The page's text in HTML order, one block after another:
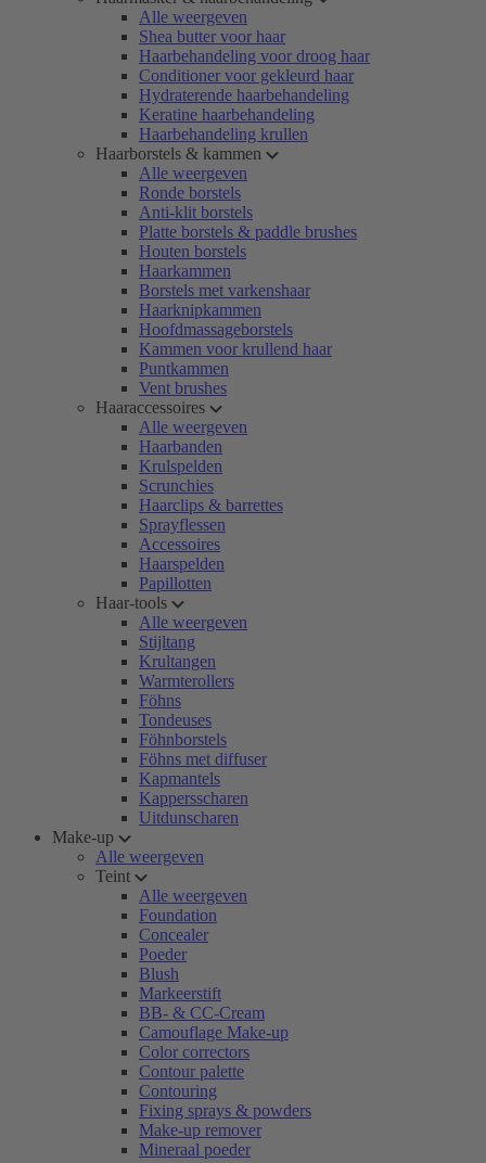
Alle weergeven
Shea butter voor haar
Haarbehandeling voor droog haar
Conditioner voor gekleurd haar
Hydraterende haarbehandeling
Keratine haarbehandeling
Haarbehandeling krullen
Haarborstels & kammen
Alle weergeven
Ronde borstels
Anti-klit borstels
Platte borstels & paddle brushes
Houten borstels
Haarkammen
Borstels met varkenshaar
Haarknipkammen
Hoofdmassageborstels
Kammen voor krullend haar
Puntkammen
Vent brushes
Haaraccessoires
Alle weergeven
Haarbanden
Krulspelden
Scrunchies
Haarclips & barrettes
Sprayflessen
Accessoires
Haarspelden
Papillotten
Haar-tools
Alle weergeven
Stijltang
Krultangen
Warmterollers
Föhns
Tondeuses
Föhnborstels
Föhns met diffuser
Kapmantels
Kappersscharen
Uitdunscharen
Make-up
Alle weergeven
Teint
Alle weergeven
Foundation
Concealer
Poeder
Blush
Markeerstift
BB- & CC-Cream
Camouflage Make-up
Color correctors
Contour palette
Contouring
Fixing sprays & powders
Make-up remover
Mineraal poeder